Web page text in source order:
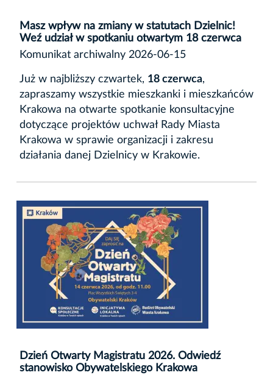
Masz wpływ na zmiany w statutach Dzielnic!
Weź udział w spotkaniu otwartym 18 czerwca
Komunikat archiwalny 2026-06-15
Już w najbliższy czwartek, 18 czerwca,
zapraszamy wszystkie mieszkanki i mieszkańców
Krakowa na otwarte spotkanie konsultacyjne
dotyczące projektów uchwał Rady Miasta
Krakowa w sprawie organizacji i zakresu
działania danej Dzielnicy w Krakowie.
Dzień Otwarty Magistratu 2026. Odwiedź
stanowisko Obywatelskiego Krakowa